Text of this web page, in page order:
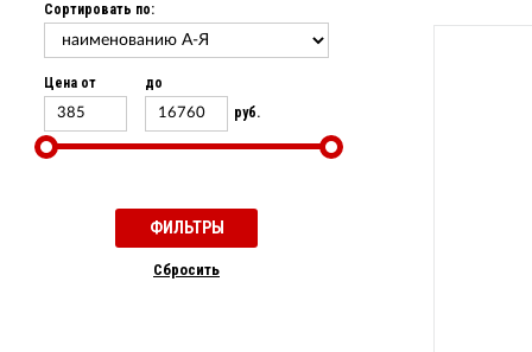
Сортировать по:
Цена от
до
руб.
Cбросить